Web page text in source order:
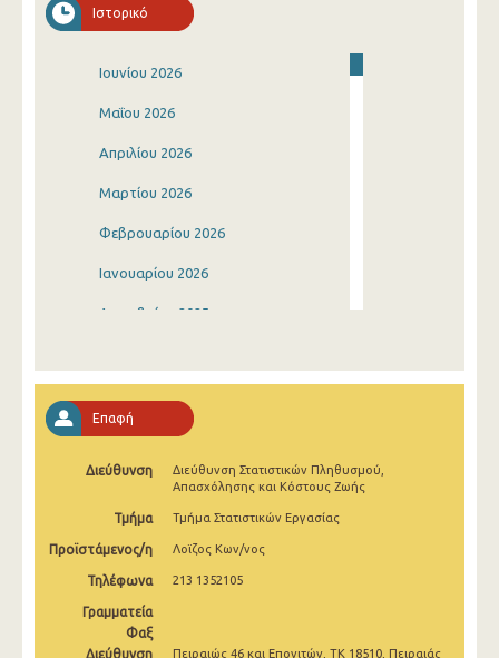
Ιστορικό
Ιουνίου 2026
Μαΐου 2026
Απριλίου 2026
Μαρτίου 2026
Φεβρουαρίου 2026
Ιανουαρίου 2026
Δεκεμβρίου 2025
Σεπτεμβρίου 2025
Αυγούστου 2025
Ιουλίου 2025
Ιουνίου 2025
Απριλίου 2025
Επαφή
Διεύθυνση
Διεύθυνση Στατιστικών Πληθυσμού,
Απασχόλησης και Κόστους Ζωής
Τμήμα Τμήμα Στατιστικών Εργασίας
Προϊστάμενος/η Λοϊζος Κων/νος
Τηλέφωνα 213 1352105
Γραμματεία
Φαξ
Διεύθυνση
Πειραιώς 46 και Επονιτών, ΤΚ 18510, Πειραιάς